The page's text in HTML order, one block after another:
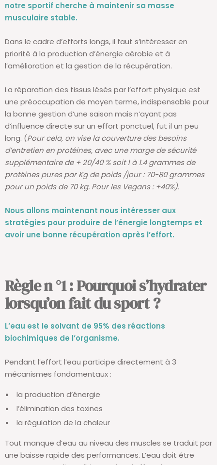
notre sportif cherche à maintenir sa masse
musculaire stable.
Dans le cadre d’efforts longs, il faut s’intéresser en
priorité à la production d’énergie aérobie et à
l’amélioration et la gestion de la récupération.
La réparation des tissus lésés par l’effort physique est
une préoccupation de moyen terme, indispensable pour
la bonne gestion d’une saison mais n’ayant pas
d’influence directe sur un effort ponctuel, fut il un peu
long. (Pour cela, on vise la couverture des besoins
d’entretien en protéines, avec une marge de sécurité
supplémentaire de + 20/40 % soit 1 à 1.4 grammes de
protéines pures par Kg de poids /jour : 70-80 grammes
pour un poids de 70 kg. Pour les Vegans : +40%).
Nous allons maintenant nous intéresser aux
stratégies pour produire de l’énergie longtemps et
avoir une bonne récupération après l’effort.
Règle n °1 : Pourquoi s’hydrater
lorsqu’on fait du sport ?
L’eau est le solvant de 95% des réactions
biochimiques de l’organisme.
Pendant l’effort l’eau participe directement à 3
mécanismes fondamentaux :
la production d’énergie
l’élimination des toxines
la régulation de la chaleur
Tout manque d’eau au niveau des muscles se traduit par
une baisse rapide des performances. L’eau doit être